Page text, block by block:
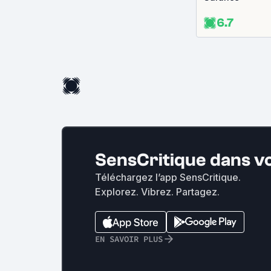
6.7
SensCritique dans
Téléchargez l’app SensCritique.
Explorez. Vibrez. Partagez.
EN SAVOIR PLUS